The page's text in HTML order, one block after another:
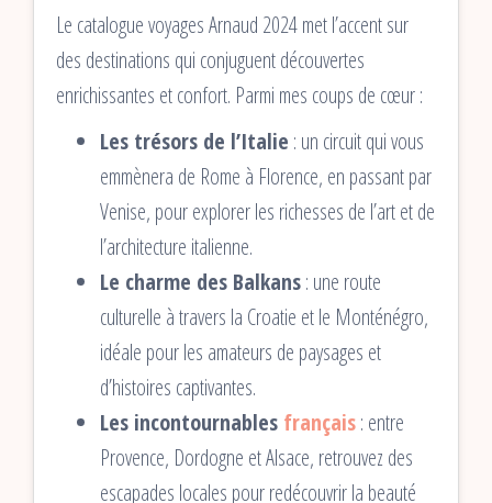
Le catalogue voyages Arnaud 2024 met l’accent sur
des destinations qui conjuguent découvertes
enrichissantes et confort. Parmi mes coups de cœur :
Les trésors de l’Italie : un circuit qui vous
emmènera de Rome à Florence, en passant par
Venise, pour explorer les richesses de l’art et de
l’architecture italienne.
Le charme des Balkans: une route
culturelle à travers la Croatie et le Monténégro,
idéale pour les amateurs de paysages et
d’histoires captivantes.
Les incontournables français: entre
Provence, Dordogne et Alsace, retrouvez des
escapades locales pour redécouvrir la beauté